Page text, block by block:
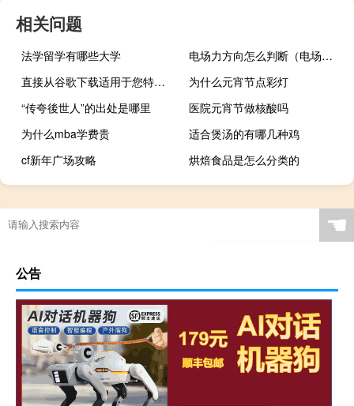
相关问题
法学留学有哪些大学
电场力方向怎么判断（电场力方向）
直接从谷歌下载适用于您特定操作系统的亚行二进制文件
为什么元宵节点彩灯
“传夸後世人”的出处是哪里
医院元宵节做核酸吗
为什么mba学费贵
适合煲汤的有哪几种鸡
cf新年广场攻略
烘焙食品是怎么分类的
☚
公告